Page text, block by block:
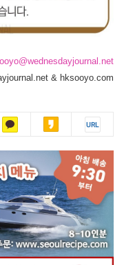
& hksooyo.com